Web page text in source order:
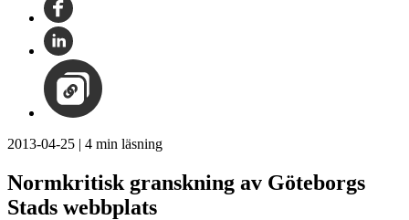
2013-04-25 | 4 min läsning
Normkritisk granskning av Göteborgs
Stads webbplats